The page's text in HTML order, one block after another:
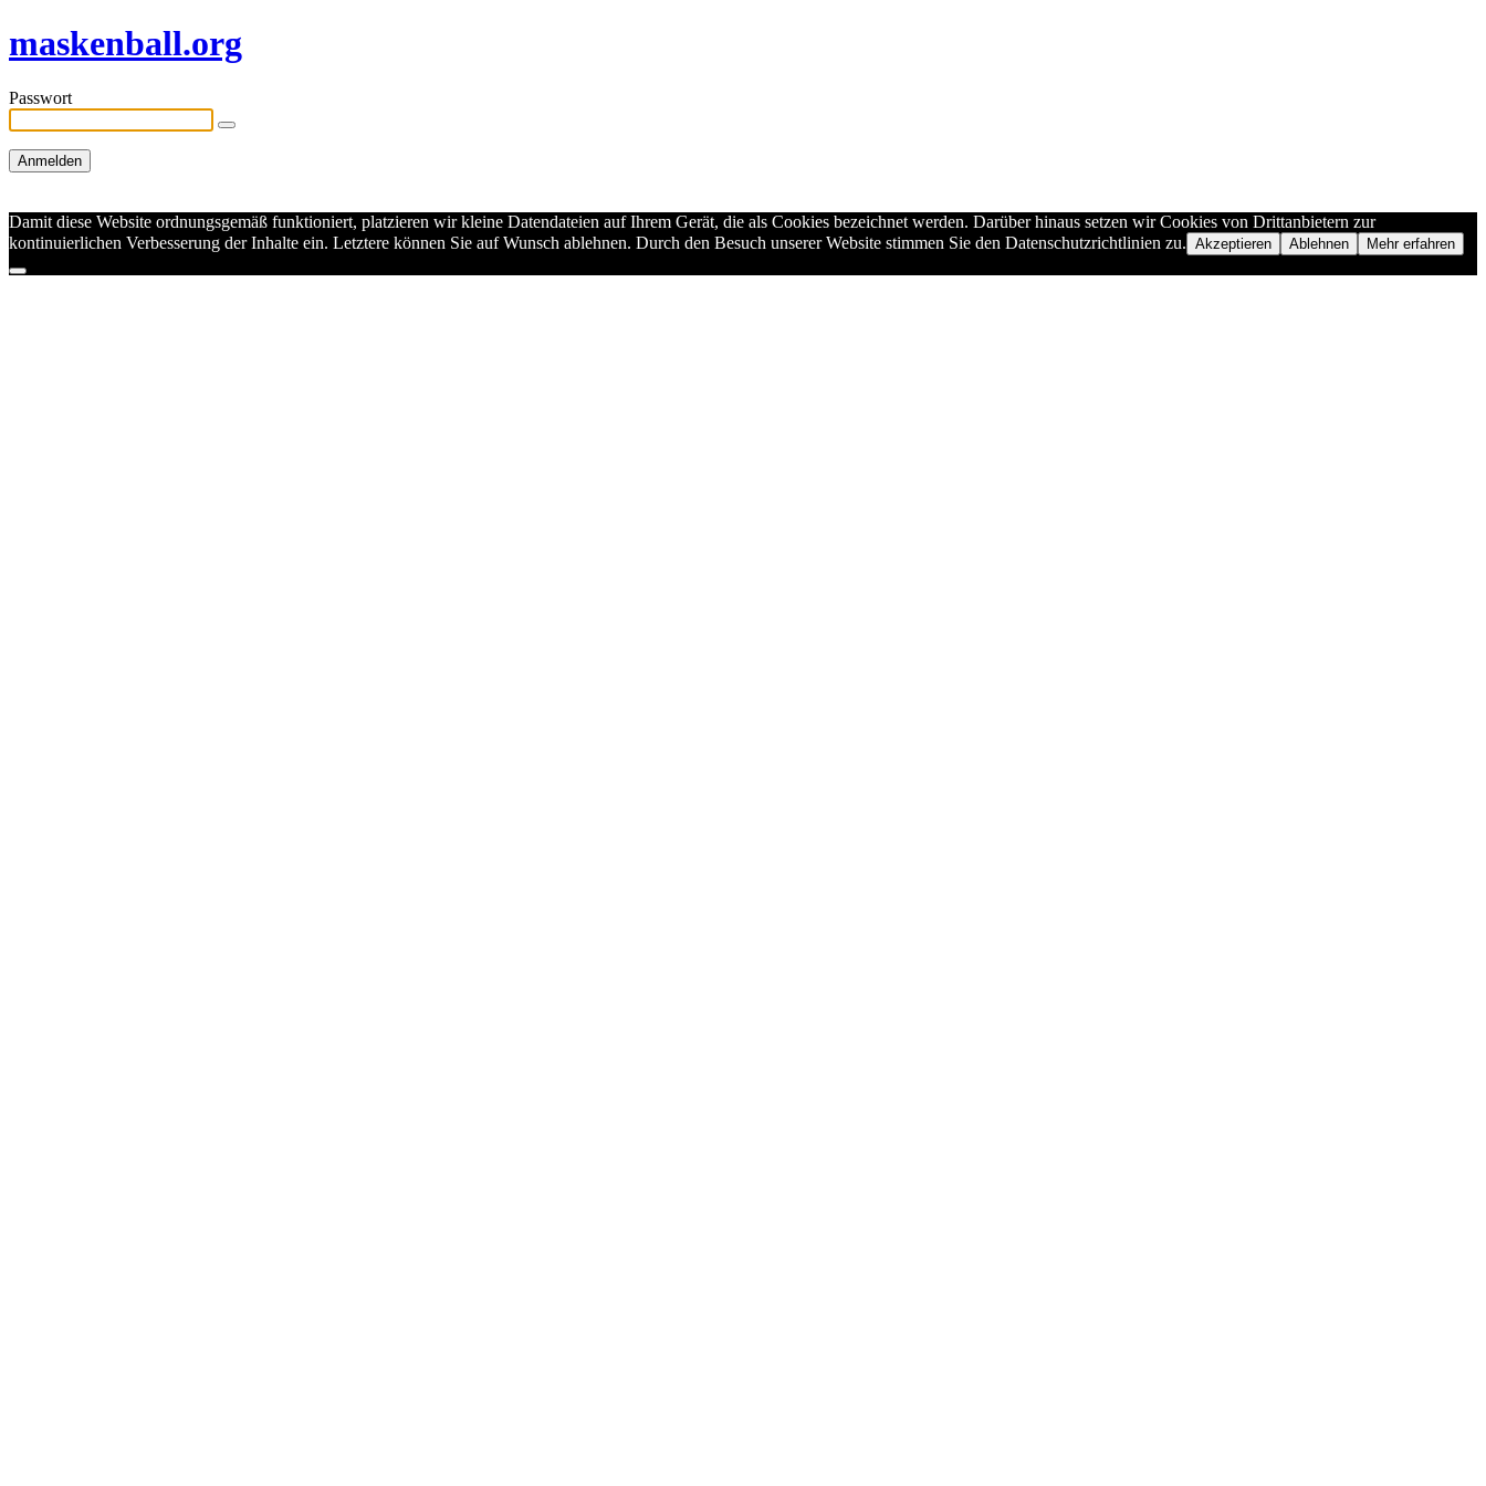
maskenball.org
Passwort
Damit diese Website ordnungsgemäß funktioniert, platzieren wir kleine Datendateien auf Ihrem Gerät, die als Cookies bezeichnet werden. Darüber hinaus setzen wir Cookies von Drittanbietern zur
kontinuierlichen Verbesserung der Inhalte ein. Letztere können Sie auf Wunsch ablehnen. Durch den Besuch unserer Website stimmen Sie den Datenschutzrichtlinien zu. Akzeptieren Ablehnen Mehr erfahren